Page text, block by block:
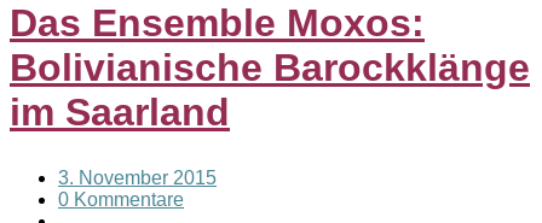
Das Ensemble Moxos:
Bolivianische Barockklänge
im Saarland
3. November 2015
0 Kommentare